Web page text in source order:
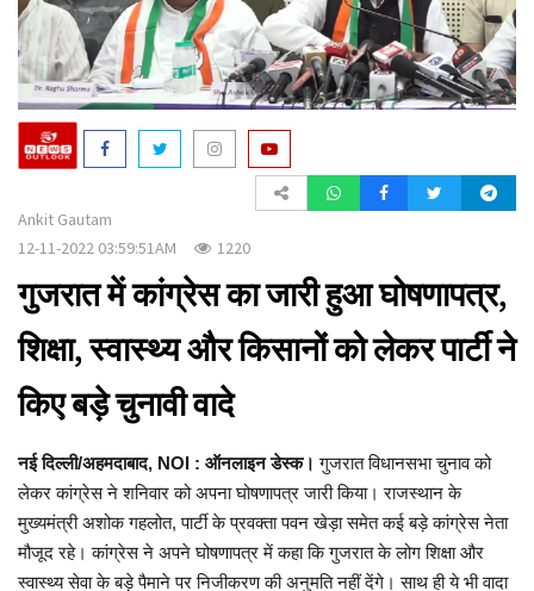
a
t
i
o
n
Ankit Gautam
12-11-2022 03:59:51AM
1220
गुजरात में कांग्रेस का जारी हुआ घोषणापत्र,
शिक्षा, स्वास्थ्य और किसानों को लेकर पार्टी ने
किए बड़े चुनावी वादे
नई दिल्ली/अहमदाबाद, NOI : ऑनलाइन डेस्क।गुजरात विधानसभा चुनाव को
लेकर कांग्रेस ने शनिवार को अपना घोषणापत्र जारी किया। राजस्थान के
मुख्यमंत्री अशोक गहलोत, पार्टी के प्रवक्ता पवन खेड़ा समेत कई बड़े कांग्रेस नेता
मौजूद रहे। कांग्रेस ने अपने घोषणापत्र में कहा कि गुजरात के लोग शिक्षा और
स्वास्थ्य सेवा के बड़े पैमाने पर निजीकरण की अनुमति नहीं देंगे। साथ ही ये भी वादा